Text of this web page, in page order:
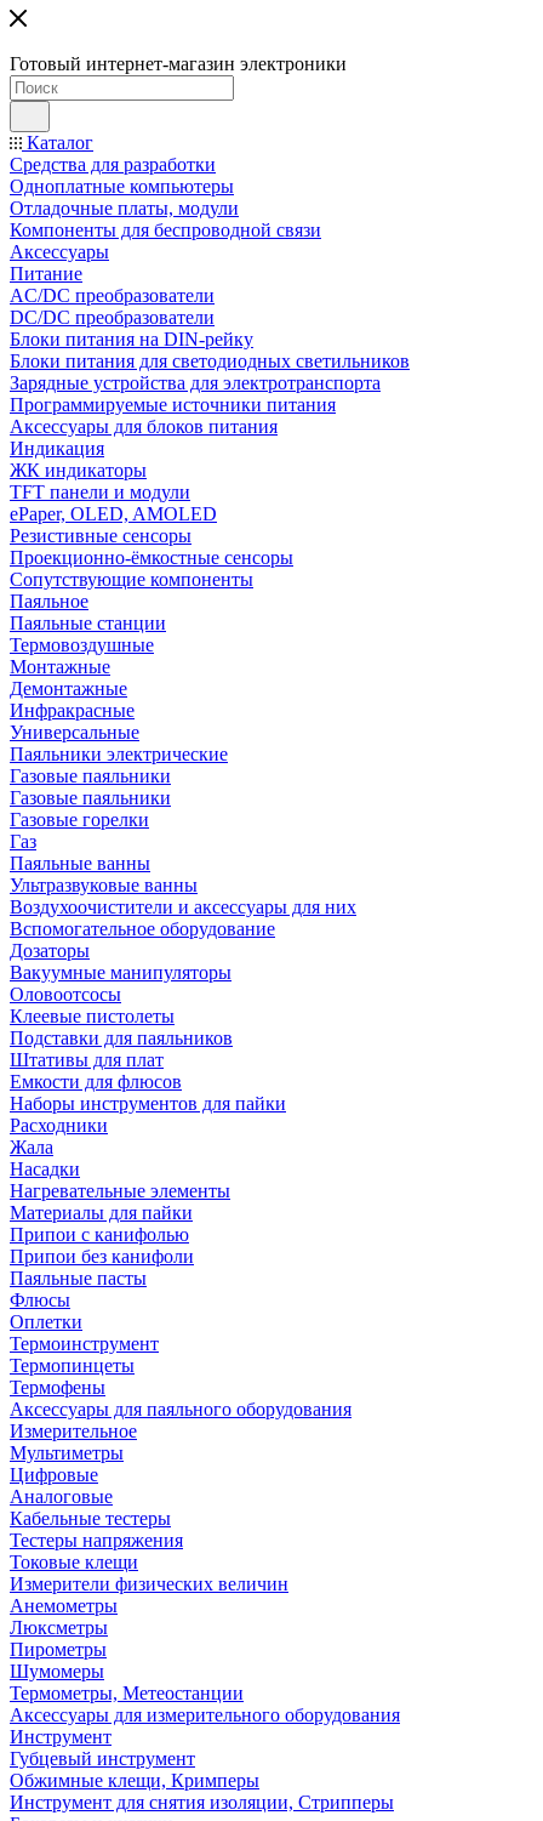
Готовый интернет-магазин электроники
Каталог
Средства для разработки
Одноплатные компьютеры
Отладочные платы, модули
Компоненты для беспроводной связи
Аксессуары
Питание
AC/DC преобразователи
DC/DC преобразователи
Блоки питания на DIN-рейку
Блоки питания для светодиодных светильников
Зарядные устройства для электротранспорта
Программируемые источники питания
Аксессуары для блоков питания
Индикация
ЖК индикаторы
TFT панели и модули
ePaper, OLED, AMOLED
Резистивные сенсоры
Проекционно-ёмкостные сенсоры
Сопутствующие компоненты
Паяльное
Паяльные станции
Термовоздушные
Монтажные
Демонтажные
Инфракрасные
Универсальные
Паяльники электрические
Газовые паяльники
Газовые паяльники
Газовые горелки
Газ
Паяльные ванны
Ультразвуковые ванны
Воздухоочистители и аксессуары для них
Вспомогательное оборудование
Дозаторы
Вакуумные манипуляторы
Оловоотсосы
Клеевые пистолеты
Подставки для паяльников
Штативы для плат
Емкости для флюсов
Наборы инструментов для пайки
Расходники
Жала
Насадки
Нагревательные элементы
Материалы для пайки
Припои с канифолью
Припои без канифоли
Паяльные пасты
Флюсы
Оплетки
Термоинструмент
Термопинцеты
Термофены
Аксессуары для паяльного оборудования
Измерительное
Мультиметры
Цифровые
Аналоговые
Кабельные тестеры
Тестеры напряжения
Токовые клещи
Измерители физических величин
Анемометры
Люксметры
Пирометры
Шумомеры
Термометры, Метеостанции
Аксессуары для измерительного оборудования
Инструмент
Губцевый инструмент
Обжимные клещи, Кримперы
Инструмент для снятия изоляции, Стрипперы